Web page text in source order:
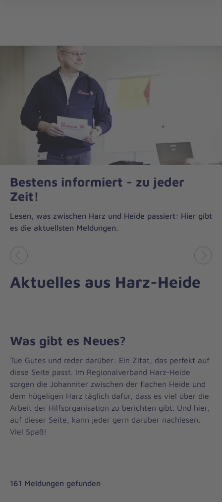
Bestens informiert - zu jeder
Zeit!
Lesen, was zwischen Harz und Heide passiert: Hier gibt
es die aktuellsten Meldungen.
Vorheriges
Aktuelles aus Harz-Heide
Was gibt es Neues?
Tue Gutes und reder darüber: Ein Zitat, das perfekt auf
diese Seite passt. Im Regionalverband Harz-Heide
sorgen die Johanniter zwischen der flachen Heide und
dem hügeligen Harz täglich dafür, dass es viel über die
Arbeit der Hilfsorganisation zu berichten gibt. Und hier,
auf dieser Seite, kann jeder gern darüber nachlesen.
Viel Spaß!
161 Meldungen gefunden